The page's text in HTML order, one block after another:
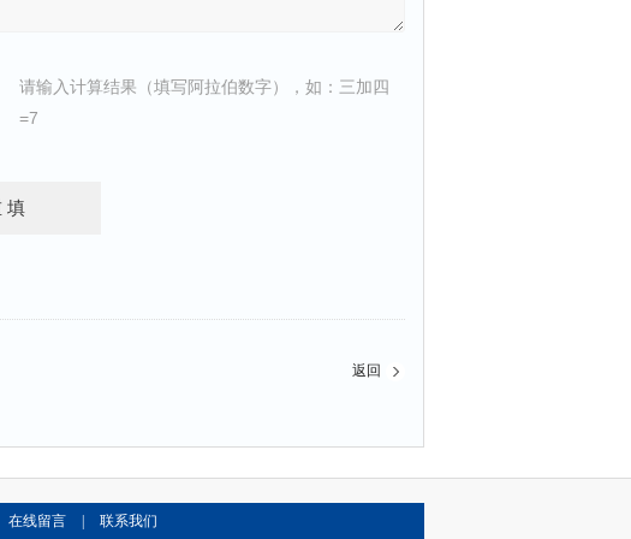
请输入计算结果（填写阿拉伯数字），如：三加四
=7
返回
在线留言 联系我们